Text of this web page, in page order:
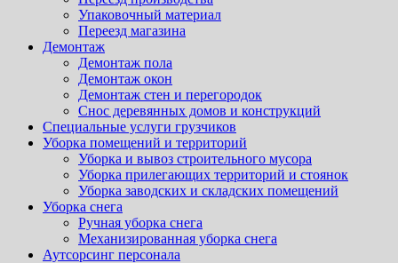
Упаковочный материал
Переезд магазина
Демонтаж
Демонтаж пола
Демонтаж окон
Демонтаж стен и перегородок
Снос деревянных домов и конструкций
Специальные услуги грузчиков
Уборка помещений и территорий
Уборка и вывоз строительного мусора
Уборка прилегающих территорий и стоянок
Уборка заводских и складских помещений
Уборка снега
Ручная уборка снега
Механизированная уборка снега
Аутсорсинг персонала